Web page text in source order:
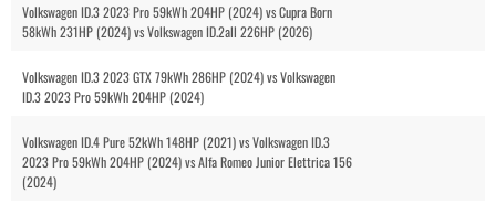
Volkswagen ID.3 2023 Pro 59kWh 204HP (2024) vs Cupra Born
58kWh 231HP (2024) vs Volkswagen ID.2all 226HP (2026)
Volkswagen ID.3 2023 GTX 79kWh 286HP (2024) vs Volkswagen
ID.3 2023 Pro 59kWh 204HP (2024)
Volkswagen ID.4 Pure 52kWh 148HP (2021) vs Volkswagen ID.3
2023 Pro 59kWh 204HP (2024) vs Alfa Romeo Junior Elettrica 156
(2024)